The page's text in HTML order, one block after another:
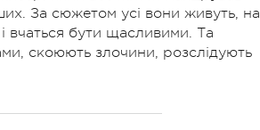
За сюжетом усі вони живуть, на
вчаться бути щасливими. Та
скоюють злочини, розслідують